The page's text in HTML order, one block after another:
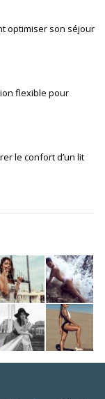
optimiser son séjour
flexible pour
le confort d’un lit